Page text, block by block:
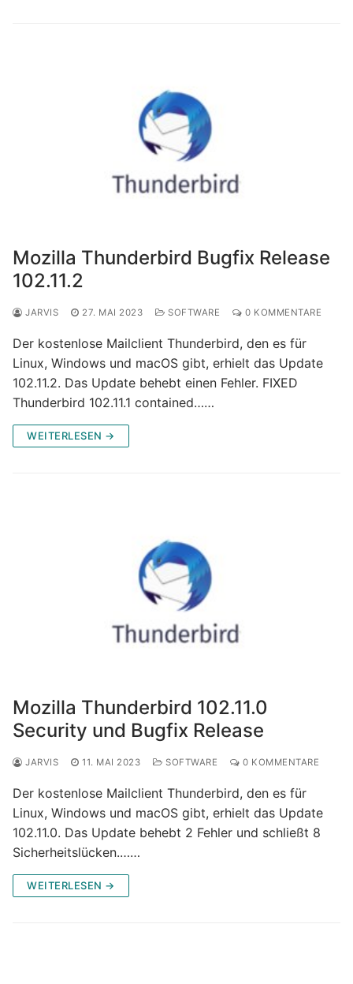
Mozilla Thunderbird Bugfix Release
102.11.2
JARVIS 27. MAI 2023 SOFTWARE 0 KOMMENTARE
Der kostenlose Mailclient Thunderbird, den es für
Linux, Windows und macOS gibt, erhielt das Update
102.11.2. Das Update behebt einen Fehler. FIXED
Thunderbird 102.11.1 contained……
WEITERLESEN →
Mozilla Thunderbird 102.11.0
Security und Bugfix Release
JARVIS 11. MAI 2023 SOFTWARE 0 KOMMENTARE
Der kostenlose Mailclient Thunderbird, den es für
Linux, Windows und macOS gibt, erhielt das Update
102.11.0. Das Update behebt 2 Fehler und schließt 8
Sicherheitslücken.……
WEITERLESEN →